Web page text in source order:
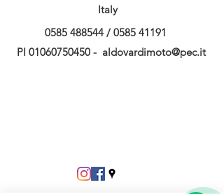
Italy
0585 488544 / 0585 41191
PI 01060750450 - aldovardimoto@pec.it